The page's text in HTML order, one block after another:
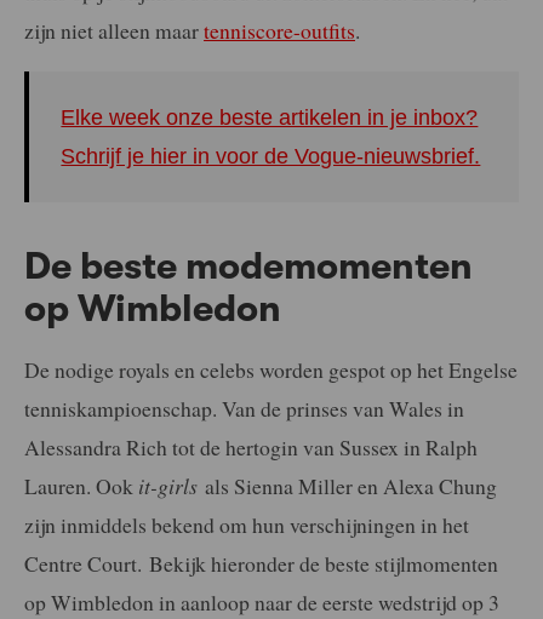
zijn niet alleen maartenniscore-outfits.
Elke week onze beste artikelen in je inbox?
Schrijf je hier in voor de Vogue-nieuwsbrief.
De beste modemomenten
op Wimbledon
De nodige royals en celebs worden gespot op het Engelse
tenniskampioenschap. Van de prinses van Wales in
Alessandra Rich tot de hertogin van Sussex in Ralph
Lauren. Ook it-girls als Sienna Miller en Alexa Chung
zijn inmiddels bekend om hun verschijningen in het
Centre Court. Bekijk hieronder de beste stijlmomenten
op Wimbledon in aanloop naar de eerste wedstrijd op 3